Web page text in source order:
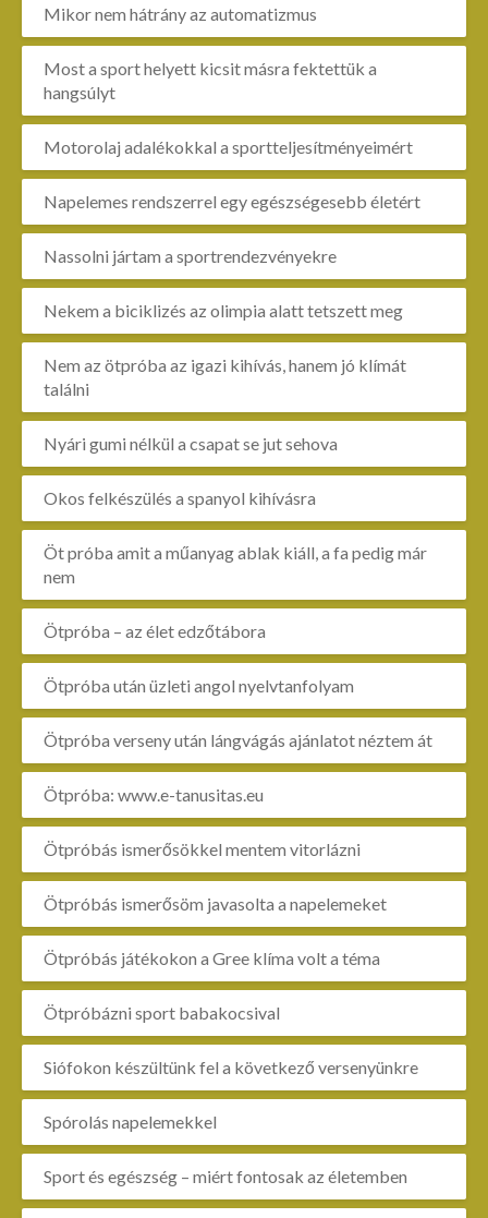
Mikor nem hátrány az automatizmus
Most a sport helyett kicsit másra fektettük a
hangsúlyt
Motorolaj adalékokkal a sportteljesítményeimért
Napelemes rendszerrel egy egészségesebb életért
Nassolni jártam a sportrendezvényekre
Nekem a biciklizés az olimpia alatt tetszett meg
Nem az ötpróba az igazi kihívás, hanem jó klímát
találni
Nyári gumi nélkül a csapat se jut sehova
Okos felkészülés a spanyol kihívásra
Öt próba amit a műanyag ablak kiáll, a fa pedig már
nem
Ötpróba – az élet edzőtábora
Ötpróba után üzleti angol nyelvtanfolyam
Ötpróba verseny után lángvágás ajánlatot néztem át
Ötpróba: www.e-tanusitas.eu
Ötpróbás ismerősökkel mentem vitorlázni
Ötpróbás ismerősöm javasolta a napelemeket
Ötpróbás játékokon a Gree klíma volt a téma
Ötpróbázni sport babakocsival
Siófokon készültünk fel a következő versenyünkre
Spórolás napelemekkel
Sport és egészség – miért fontosak az életemben